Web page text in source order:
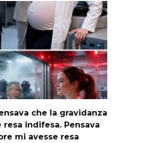
che la gravidanza
resa indifesa. Pensava
mi avesse resa